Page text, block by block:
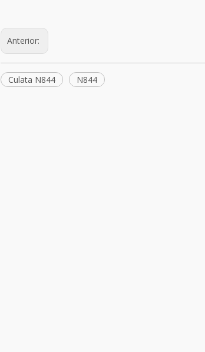
Anterior:
Culata N844 N844